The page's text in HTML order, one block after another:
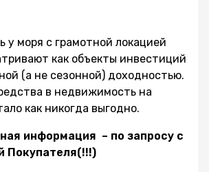
у моря с грамотной локацией
как объекты инвестиций
(а не сезонной) доходностью.
в недвижимость на
как никогда выгодно.
информация – по запросу с
Покупателя(!!!)